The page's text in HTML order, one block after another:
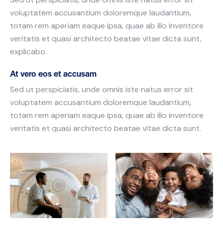
voluptatem accusantium doloremque laudantium,
totam rem aperiam eaque ipsa, quae ab illo inventore
veritatis et quasi architecto beatae vitae dicta sunt,
explicabo.
At vero eos et accusam
Sed ut perspiciatis, unde omnis iste natus error sit
voluptatem accusantium doloremque laudantium,
totam rem aperiam eaque ipsa, quae ab illo inventore
veritatis et quasi architecto beatae vitae dicta sunt.